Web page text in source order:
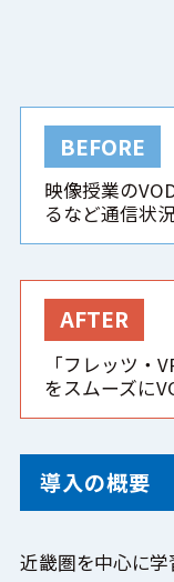
BEFORE
映像授業の
るなど通信状
AFTER
「フレッツ・
をスムーズに
導入の概要
近畿圏を中心に